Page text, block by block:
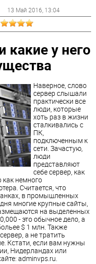
13 Май 2016 , 13:04
какие у него
Наверное, слово
сервер слышали
практически все
люди, которые
хоть раз в жизни
сталкивались с
ПК,
подключенным к
сети. Зачастую,
люди
представляют
себе сервер, как
немного
Считается, что
в промышленных
многие крупные сайты,
на выделенных
- это обычное дело, а
$ 1 млн. Также
а не тратить
Кстати, если вам нужны
Нидерландах или
adminvps.ru.